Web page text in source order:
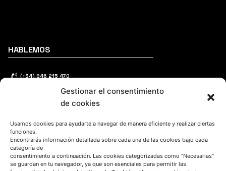
Gestionar el consentimiento
de cookies
Usamos cookies para ayudarte a navegar de manera eficiente y realizar ciertas
funciones.
Encontrarás información detallada sobre cada una de las cookies bajo cada
categoría de
consentimiento a continuación. Las cookies categorizadas como “Necesarias”
se guardan en tu navegador, ya que son esenciales para permitir las
HABLEMOS
(+34) 946 215 470
Cómo llegar a AZTERLAN